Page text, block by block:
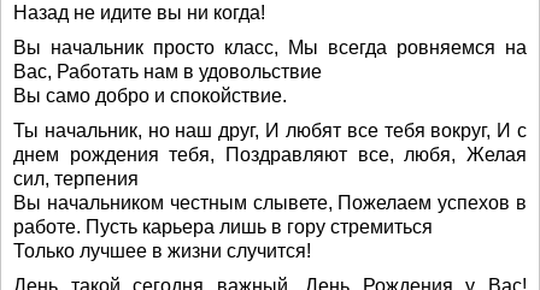
Назад не идите вы ни когда!
Вы начальник просто класс, Мы всегда ровняемся на
Вас, Работать нам в удовольствие
Вы само добро и спокойствие.
Ты начальник, но наш друг, И любят все тебя вокруг, И с
днем рождения тебя, Поздравляют все, любя, Желая
сил, терпения
Вы начальником честным слывете, Пожелаем успехов в
работе. Пусть карьера лишь в гору стремиться
Только лучшее в жизни случится!
День такой сегодня важный, День Рождения у Вас!